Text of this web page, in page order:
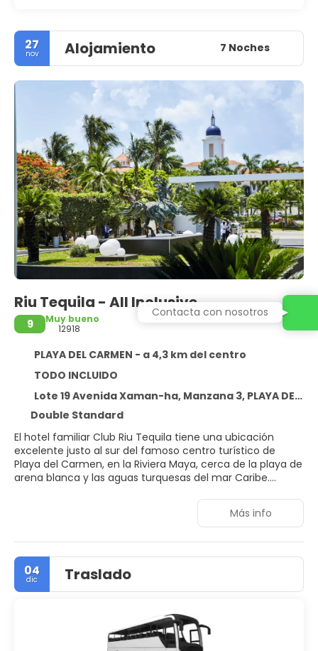
27
nov Alojamiento 7 Noches
Riu Tequila - All Inclusive
9
Muy bueno
12918
PLAYA DEL CARMEN - a 4,3 km del centro
TODO INCLUIDO
Lote 19 Avenida Xaman-ha, Manzana 3, PLAYA DEL CARMEN 77710
Double Standard
El hotel familiar Club Riu Tequila tiene una ubicación
excelente justo al sur del famoso centro turístico de
Playa del Carmen, en la Riviera Maya, cerca de la playa de
arena blanca y las aguas turquesas del mar Caribe.
un precioso jardín y piscina, y un servicio todo incluido las
24 horas, lo que lo convierte en un lugar ideal para
Más info
04
dic Traslado
Contacta con nosotros